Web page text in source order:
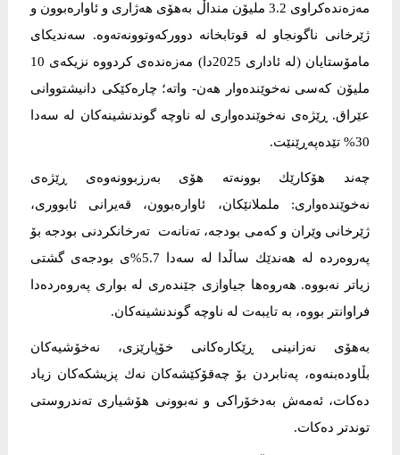
مەزەندەکراوی 3.2 ملیۆن منداڵ بەهۆی هەژاری و ئاوارەبوون و
ژێرخانی ناگونجاو لە قوتابخانە دوورکەوتوونەتەوە. سەندیکای
مامۆستایان (لە ئاداری 2025دا) مەزەندەی کردووە نزیکەی 10
ملیۆن کەسی نەخوێندەوار هەن- واتە؛ چارەکێکی دانیشتووانی
عێراق. ڕێژەی نەخوێندەواری لە ناوچە گوندنشینەکان لە سەدا
30% تێدەپەڕێنێت.
چەند هۆکارێك بوونەتە هۆی بەرزبوونەوەی ڕێژەی
نەخوێندەواری: ململانێکان، ئاوارەبوون، قەیرانی ئابووری،
ژێرخانی وێران و کەمی بودجە، تەنانەت تەرخانکردنی بودجە بۆ
پەروەردە لە هەندێك ساڵدا لە سەدا 5.7%ی بودجەی گشتی
زیاتر نەبووە. هەروەها جیاوازی جێندەری لە بواری پەروەردەدا
فراوانتر بووە، بە تایبەت لە ناوچە گوندنشینەکان.
بەهۆی نەزانینی ڕێکارەکانی خۆپارێزی، نەخۆشیەکان
بڵاودەبنەوە، پەنابردن بۆ چەقۆکێشەکان نەك پزیشکەکان زیاد
دەکات، ئەمەش بەدخۆراکی و نەبوونی هۆشیاری تەندروستی
توندتر دەکات.